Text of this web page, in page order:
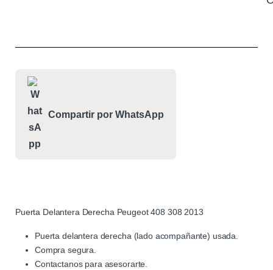
Compartir por WhatsApp
Puerta Delantera Derecha Peugeot 408 308 2013
Puerta delantera derecha (lado acompañante) usada.
Compra segura.
Contactanos para asesorarte.